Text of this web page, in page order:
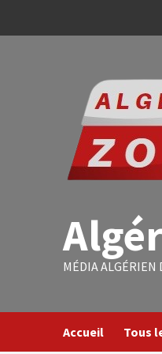
MÉDIA ALGÉRIEN
Accueil Tous